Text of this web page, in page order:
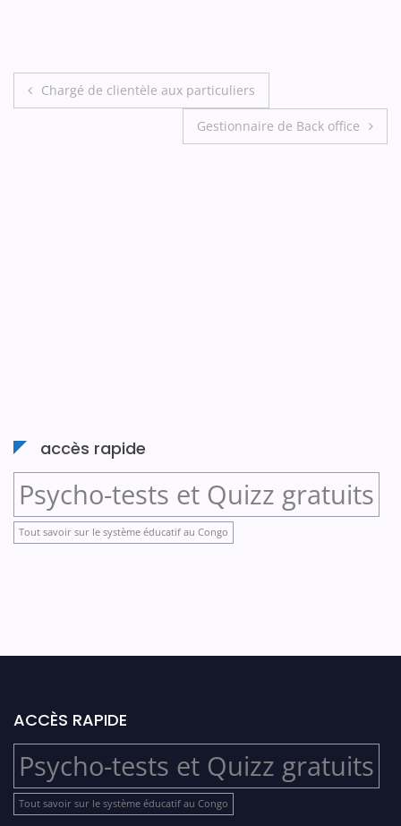
Chargé de clientèle aux particuliers
Gestionnaire de Back office
accès rapide
Psycho-tests et Quizz gratuits
Tout savoir sur le système éducatif au Congo
ACCÈS RAPIDE
Psycho-tests et Quizz gratuits
Tout savoir sur le système éducatif au Congo